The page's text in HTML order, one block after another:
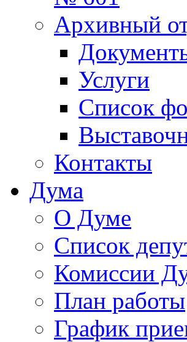
Архивный
Услуги
Список
Контакты
Дума
О Думе
Список
Комиссии
План работы
График